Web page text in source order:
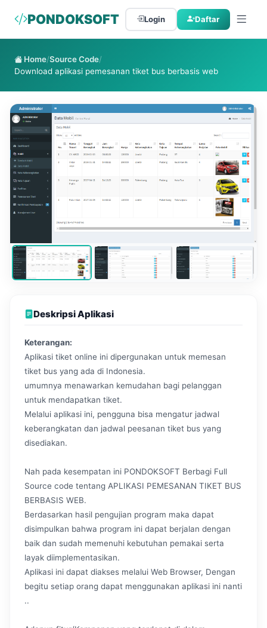
PONDOKSOFT Login Daftar
Home/Source Code/
Download aplikasi pemesanan tiket bus berbasis web
Deskripsi Aplikasi
Keterangan:
Aplikasi tiket online ini dipergunakan untuk memesan
tiket bus yang ada di Indonesia.
umumnya menawarkan kemudahan bagi pelanggan
untuk mendapatkan tiket.
Melalui aplikasi ini, pengguna bisa mengatur jadwal
keberangkatan dan jadwal peesanan tiket bus yang
disediakan.
Nah pada kesempatan ini PONDOKSOFT Berbagi Full
Source code tentang APLIKASI PEMESANAN TIKET BUS
BERBASIS WEB.
Berdasarkan hasil pengujian program maka dapat
disimpulkan bahwa program ini dapat berjalan dengan
baik dan sudah memenuhi kebutuhan pemakai serta
layak diimplementasikan.
Aplikasi ini dapat diakses melalui Web Browser, Dengan
begitu setiap orang dapat menggunakan aplikasi ini nanti
..